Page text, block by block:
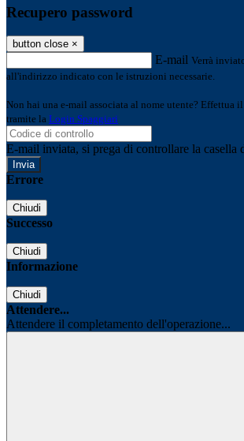
Recupero password
button close ×
E-mail Verrà
all'indirizzo indicato con le istruzioni necessarie.
Non hai una e-mail associata al nome utente? Effettua
tramite la Login Spaggiari
E-mail inviata, si prega di controllare la casella
Errore
Chiudi
Successo
Chiudi
Informazione
Chiudi
Attendere...
Attendere il completamento dell'operazione...